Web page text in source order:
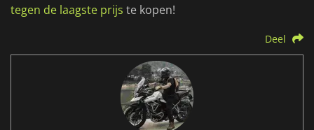
tegen de laagste prijs te kopen!
Deel